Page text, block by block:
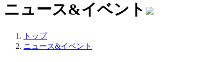
ニュース&イベント
トップ
ニュース&イベント